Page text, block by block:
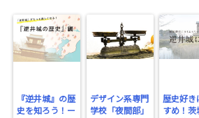
『逆井城』の歴
史を知ろう！ー
デザイン系専門
学校「夜間部」
歴史好き
すめ！茨